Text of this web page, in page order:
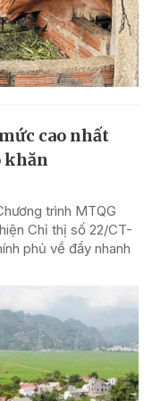
cao nhất
khăn
trình MTQG
Chỉ thị số 22/CT-
phủ về đẩy nhanh